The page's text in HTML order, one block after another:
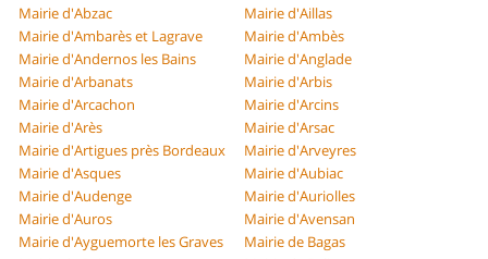
Mairie d'Abzac
Mairie d'Aillas
Mairie d'Ambarès et Lagrave
Mairie d'Ambès
Mairie d'Andernos les Bains
Mairie d'Anglade
Mairie d'Arbanats
Mairie d'Arbis
Mairie d'Arcachon
Mairie d'Arcins
Mairie d'Arès
Mairie d'Arsac
Mairie d'Artigues près Bordeaux
Mairie d'Arveyres
Mairie d'Asques
Mairie d'Aubiac
Mairie d'Audenge
Mairie d'Auriolles
Mairie d'Auros
Mairie d'Avensan
Mairie d'Ayguemorte les Graves
Mairie de Bagas